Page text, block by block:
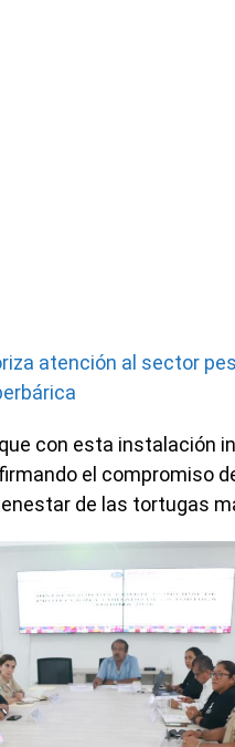
atención al sector
con esta instalación
el compromiso
de las tortugas